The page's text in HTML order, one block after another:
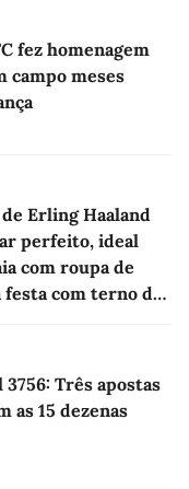
fez homenagem
campo meses
Erling Haaland
perfeito, ideal
com roupa de
festa com terno de
Três apostas
as 15 dezenas